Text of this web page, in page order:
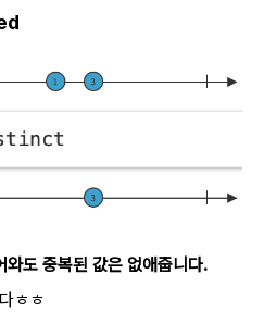
와도 중복된 값은 없애줍니다.
ㅎㅎ